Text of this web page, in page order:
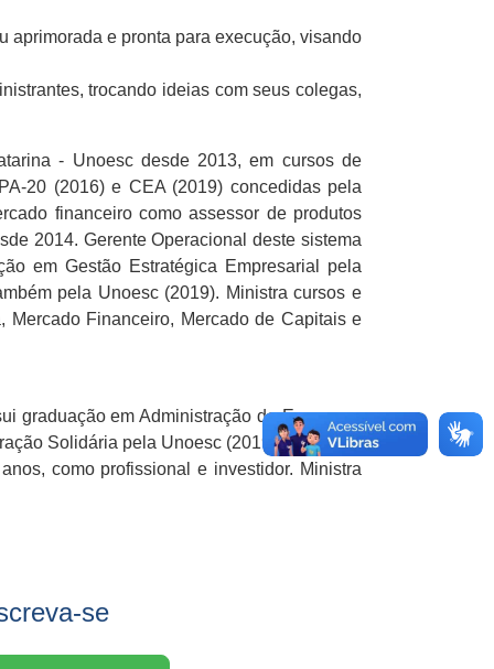
aprimorada e pronta para execução, visando
trocando ideias com seus colegas,
- Unoesc desde 2013, em cursos de
20 (2016) e CEA (2019) concedidas pela
financeiro como assessor de produtos
2014. Gerente Operacional deste sistema
em Gestão Estratégica Empresarial pela
pela Unoesc (2019). Ministra cursos e
Mercado Financeiro, Mercado de Capitais e
graduação em Administração de Empresas
Solidária pela Unoesc (2019). Gestor da
como profissional e investidor. Ministra
se